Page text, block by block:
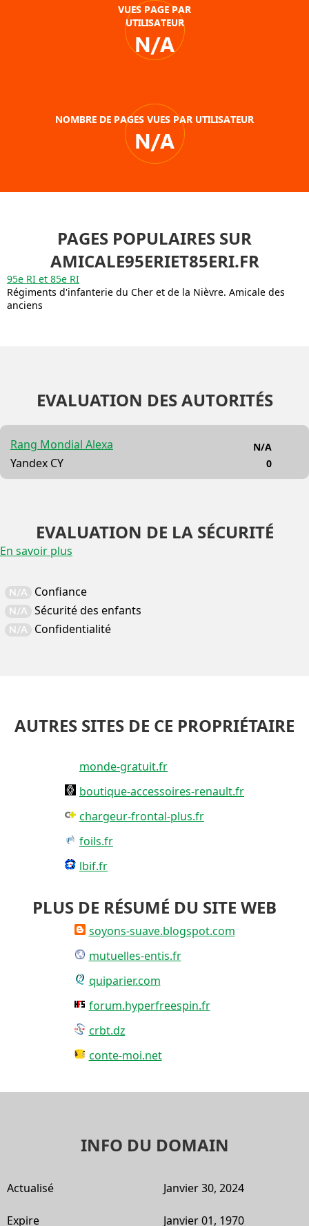
VUES PAGE PAR
UTILISATEUR
N/A
NOMBRE DE PAGES VUES PAR UTILISATEUR
N/A
PAGES POPULAIRES SUR
AMICALE95ERIET85ERI.FR
95e RI et 85e RI
Régiments d'infanterie du Cher et de la Nièvre. Amicale des
anciens
EVALUATION DES AUTORITÉS
Rang Mondial Alexa
Yandex CY
N/A
0
EVALUATION DE LA SÉCURITÉ
En savoir plus
N/A Confiance
N/A Sécurité des enfants
N/A Confidentialité
AUTRES SITES DE CE PROPRIÉTAIRE
monde-gratuit.fr
boutique-accessoires-renault.fr
chargeur-frontal-plus.fr
foils.fr
lbif.fr
PLUS DE RÉSUMÉ DU SITE WEB
soyons-suave.blogspot.com
mutuelles-entis.fr
quiparier.com
forum.hyperfreespin.fr
crbt.dz
conte-moi.net
INFO DU DOMAIN
Actualisé Janvier 30, 2024
Expire Janvier 01, 1970